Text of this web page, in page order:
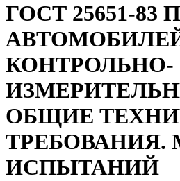
ГОСТ 25651-
КОНТРОЛЬНО-
ОБЩИЕ
ТРЕБОВАНИЯ.
ИСПЫТАНИЙ